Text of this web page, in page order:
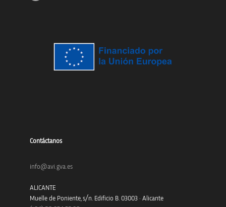
Contáctanos
info@avi.gva.es
ALICANTE
Muelle de Poniente, s/n. Edificio B. 03003 · Alicante